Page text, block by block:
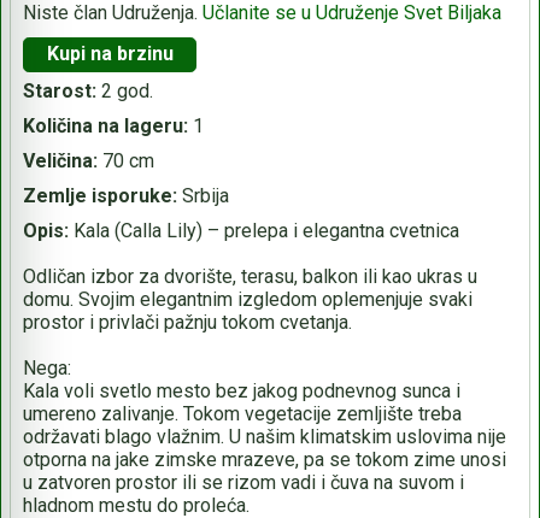
Niste član Udruženja. Učlanite se u Udruženje Svet Biljaka
Kupi na brzinu
Starost: 2 god.
Količina na lageru: 1
Veličina: 70 cm
Zemlje isporuke: Srbija
Opis: Kala (Calla Lily) – prelepa i elegantna cvetnica
Odličan izbor za dvorište, terasu, balkon ili kao ukras u
domu. Svojim elegantnim izgledom oplemenjuje svaki
prostor i privlači pažnju tokom cvetanja.
Nega:
Kala voli svetlo mesto bez jakog podnevnog sunca i
umereno zalivanje. Tokom vegetacije zemljište treba
održavati blago vlažnim. U našim klimatskim uslovima nije
otporna na jake zimske mrazeve, pa se tokom zime unosi
u zatvoren prostor ili se rizom vadi i čuva na suvom i
hladnom mestu do proleća.